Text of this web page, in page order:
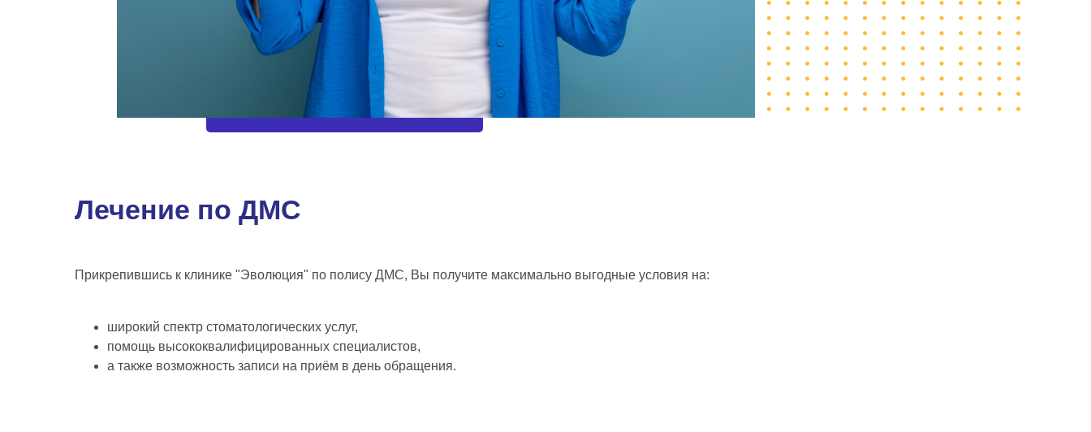
Лечение по ДМС
Прикрепившись к клинике "Эволюция" по полису ДМС, Вы получите максимально выгодные условия на:
широкий спектр стоматологических услуг,
помощь высококвалифицированных специалистов,
а также возможность записи на приём в день обращения.